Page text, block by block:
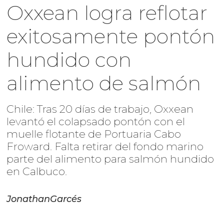
Oxxean logra reflotar
exitosamente pontón
hundido con
alimento de salmón
Chile: Tras 20 días de trabajo, Oxxean
levantó el colapsado pontón con el
muelle flotante de Portuaria Cabo
Froward. Falta retirar del fondo marino
parte del alimento para salmón hundido
en Calbuco.
JonathanGarcés